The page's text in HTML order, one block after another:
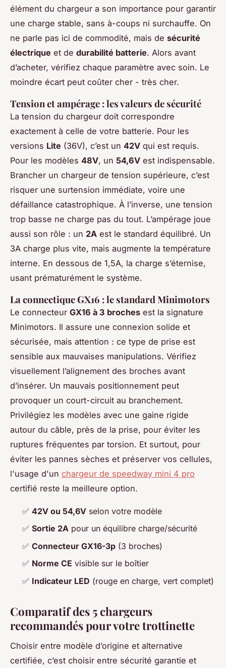
élément du chargeur a son importance pour garantir
une charge stable, sans à-coups ni surchauffe. On
ne parle pas ici de commodité, mais de sécurité
électrique et de durabilité batterie. Alors avant
d’acheter, vérifiez chaque paramètre avec soin. Le
moindre écart peut coûter cher - très cher.
Tension et ampérage : les valeurs de sécurité
La tension du chargeur doit correspondre
exactement à celle de votre batterie. Pour les
versions Lite (36V), c’est un 42V qui est requis.
Pour les modèles 48V, un 54,6V est indispensable.
Brancher un chargeur de tension supérieure, c’est
risquer une surtension immédiate, voire une
défaillance catastrophique. À l’inverse, une tension
trop basse ne charge pas du tout. L’ampérage joue
aussi son rôle : un 2A est le standard équilibré. Un
3A charge plus vite, mais augmente la température
interne. En dessous de 1,5A, la charge s’éternise,
usant prématurément le système.
La connectique GX16 : le standard Minimotors
Le connecteur GX16 à 3 broches est la signature
Minimotors. Il assure une connexion solide et
sécurisée, mais attention : ce type de prise est
sensible aux mauvaises manipulations. Vérifiez
visuellement l’alignement des broches avant
d’insérer. Un mauvais positionnement peut
provoquer un court-circuit au branchement.
Privilégiez les modèles avec une gaine rigide
autour du câble, près de la prise, pour éviter les
ruptures fréquentes par torsion. Et surtout, pour
éviter les pannes sèches et préserver vos cellules,
l'usage d'un chargeur de speedway mini 4 pro
certifié reste la meilleure option.
✅ 42V ou 54,6V selon votre modèle
✅ Sortie 2A pour un équilibre charge/sécurité
✅ Connecteur GX16-3p (3 broches)
✅ Norme CE visible sur le boîtier
✅ Indicateur LED (rouge en charge, vert complet)
Comparatif des 5 chargeurs
recommandés pour votre trottinette
Choisir entre modèle d’origine et alternative
certifiée, c’est choisir entre sécurité garantie et